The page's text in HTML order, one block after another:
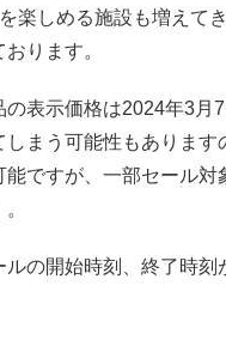
楽しめる施設も増え
ります。
表示価格は2024年3月
まう可能性もありま
ですが、一部セール
の開始時刻、終了時刻